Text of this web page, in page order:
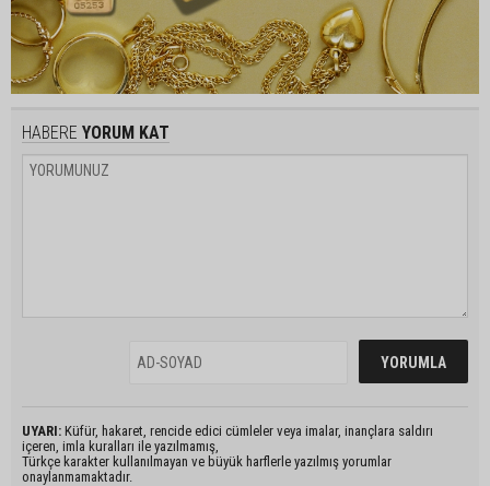
HABERE YORUM KAT
UYARI: Küfür, hakaret, rencide edici cümleler veya imalar, inançlara saldırı
içeren, imla kuralları ile yazılmamış,
Türkçe karakter kullanılmayan ve büyük harflerle yazılmış yorumlar
onaylanmamaktadır.